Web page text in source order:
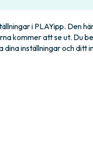
i PLAYipp. Den
kommer att se ut. Du
inställningar och ditt